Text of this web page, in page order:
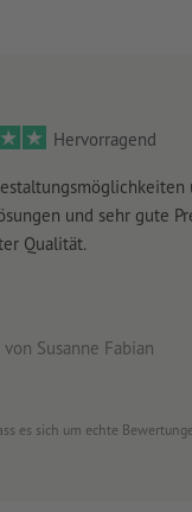
Hervorragend
und sehr gute
Qualität.
von Susanne Fabian
es sich um echte